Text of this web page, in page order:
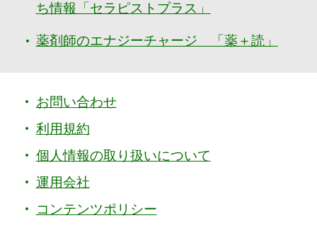
ち情報「セラピストプラス」
薬剤師のエナジーチャージ 「薬＋読」
お問い合わせ
利用規約
個人情報の取り扱いについて
運用会社
コンテンツポリシー